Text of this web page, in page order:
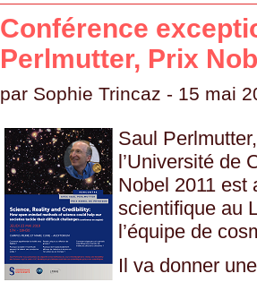
Conférence
Perlmutter, Prix
par Sophie Trincaz - 15 mai
Saul
l’Université de
Nobel 2011 est
scientifique au
l’équipe de
Il va donner